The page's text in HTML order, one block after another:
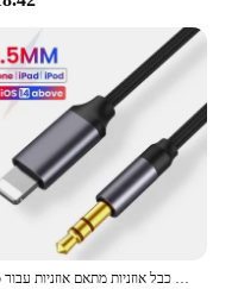
3.5 מ "מ שקע עם כבל אוזניות מתאם אוזניות עבור iPhone 14 13 12 11 כבל אודיו מקסימום עבור iOS 14 ממיר